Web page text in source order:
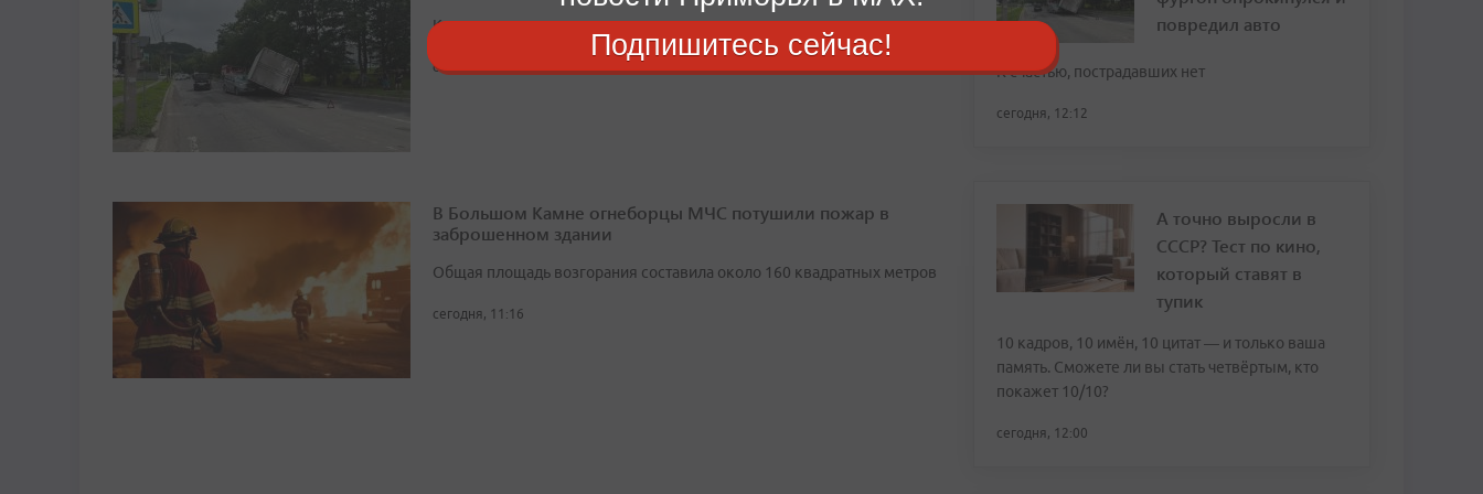
К счастью, пострадавших нет
сегодня, 12:12
В Большом Камне огнеборцы МЧС потушили пожар в
заброшенном здании
Общая площадь возгорания составила около 160 квадратных метров
сегодня, 11:16
повредил авто
К счастью, пострадавших нет
сегодня, 12:12
А точно выросли в
СССР? Тест по кино,
который ставят в
тупик
10 кадров, 10 имён, 10 цитат — и только ваша
память. Сможете ли вы стать четвёртым, кто
покажет 10/10?
сегодня, 12:00
Подпишитесь сейчас!